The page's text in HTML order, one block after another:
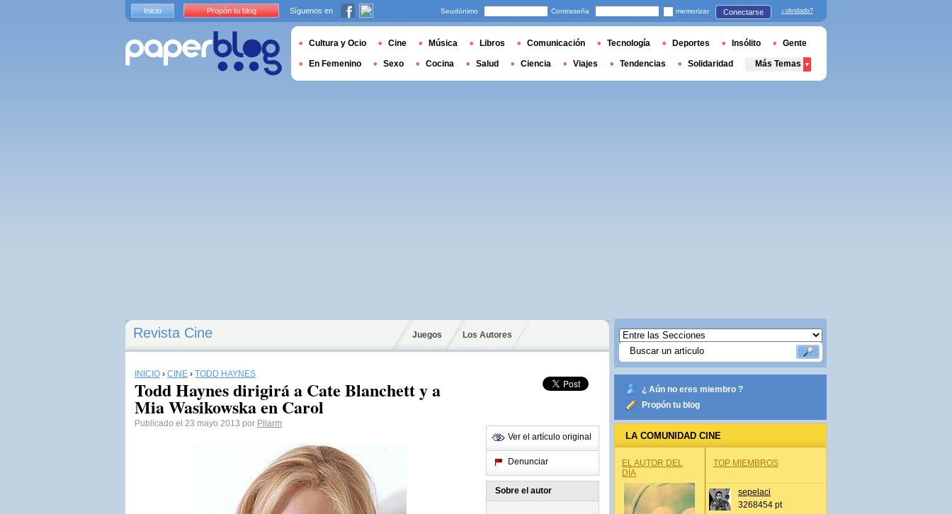
Revista Cine Juegos Los Autores
INICIO › CINE › TODD HAYNES
Todd Haynes dirigirá a Cate Blanchett y a
Mia Wasikowska en Carol
Publicado el 23 mayo 2013 por Pilarm
Ver el artículo original
Denunciar
Sobre el autor
¿ Aún no eres miembro ?
Propón tu blog
LA COMUNIDAD CINE
EL AUTOR DEL
DÍA
TOP MIEMBROS
sepelaci
3268454 pt
Inicio Propón tu blog Síguenos en Seudónimo Contraseña memorizar Conectarse ¿olvidado?
Cultura y Ocio Cine Música Libros Comunicación Tecnología Deportes Insólito Gente
En Femenino Sexo Cocina Salud Ciencia Viajes Tendencias Solidaridad Más Temas